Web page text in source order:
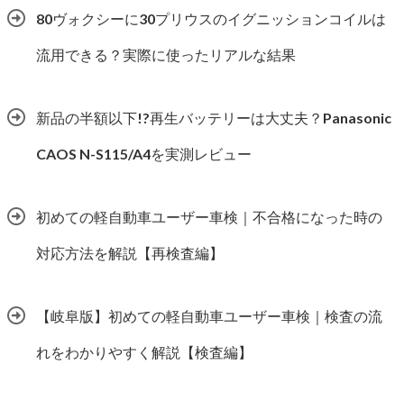
80ヴォクシーに30プリウスのイグニッションコイルは
流用できる？実際に使ったリアルな結果
新品の半額以下!?再生バッテリーは大丈夫？Panasonic
CAOS N-S115/A4を実測レビュー
初めての軽自動車ユーザー車検｜不合格になった時の
対応方法を解説【再検査編】
【岐阜版】初めての軽自動車ユーザー車検｜検査の流
れをわかりやすく解説【検査編】